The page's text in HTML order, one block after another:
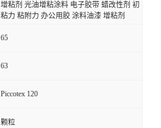
增粘剂 光油增粘涂料 电子胶带 蜡改性剂 初
粘力 粘附力 办公用胶 涂料油漆 增粘剂
65
63
Piccotex 120
颗粒